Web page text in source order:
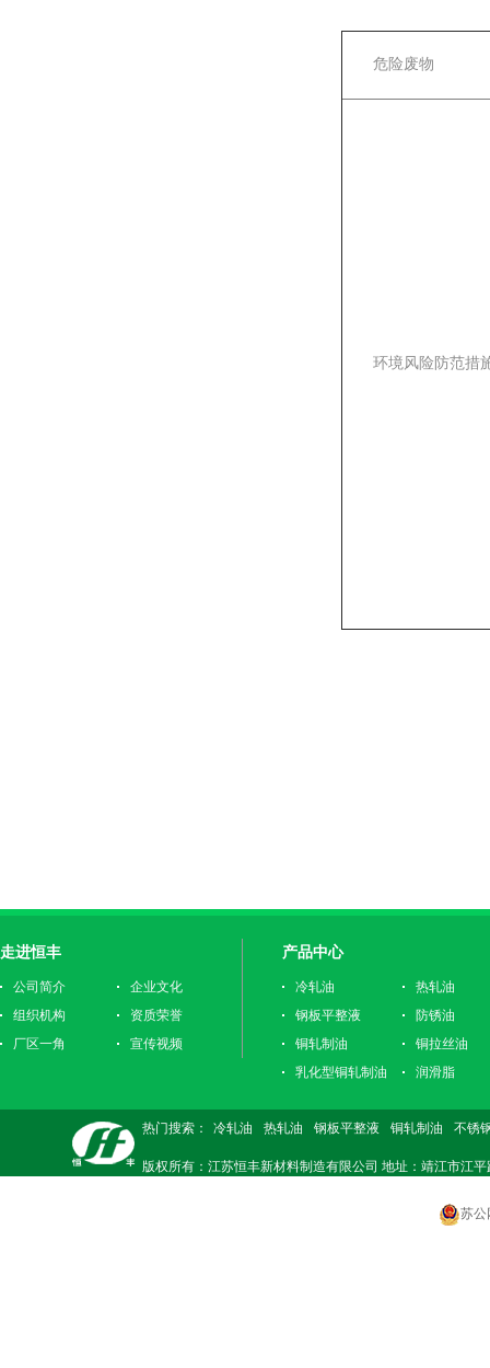
危险废物
环境风险防范措
走进恒丰
公司简介
企业文化
组织机构
资质荣誉
厂区一角
宣传视频
产品中心
冷轧油
热轧油
钢板平整液
防锈油
铜轧制油
铜拉丝油
乳化型铜轧制油
润滑脂
热门搜索： 冷轧油 热轧油 钢板平整液 铜轧制油 不锈
版权所有：江苏恒丰新材料制造有限公司 地址：靖江市江平
苏公